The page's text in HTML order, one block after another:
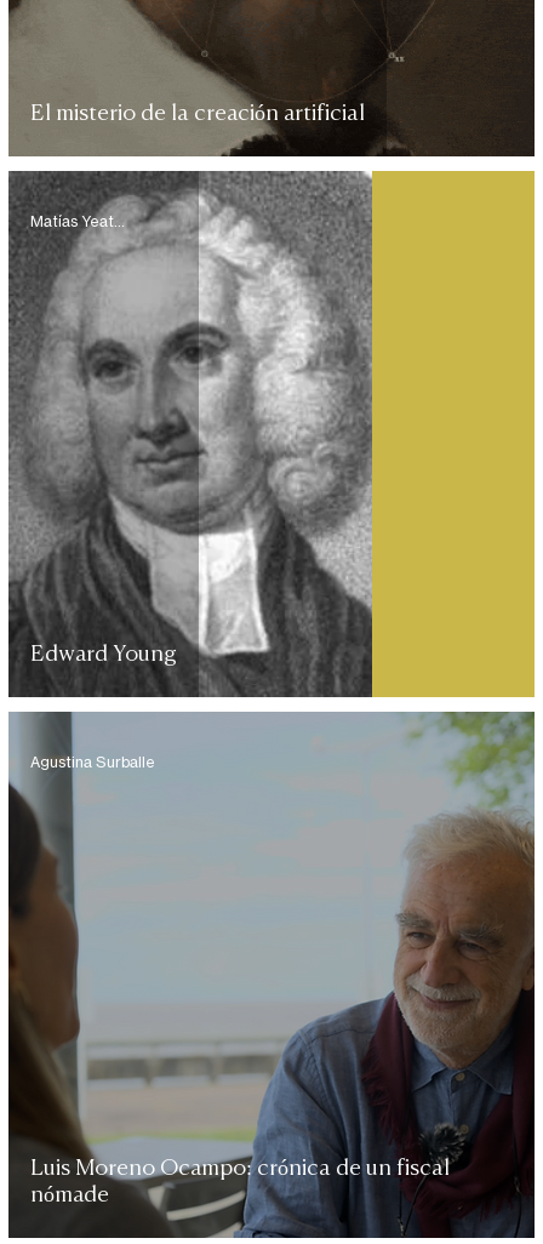
El misterio de la creación artificial
Edward Young
Luis Moreno Ocampo: crónica de un fiscal
nómade
Agustina Surballe